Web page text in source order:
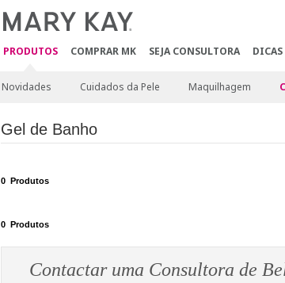
PRODUTOS COMPRAR MK SEJA CONSULTORA
Novidades Cuidados da Pele Maquilhagem
Gel de Banho
0Produtos
0Produtos
Contactar uma Consultora de